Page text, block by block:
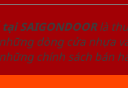
SAIGONDOORlà
dòng cửa nhựa
chính sách bán